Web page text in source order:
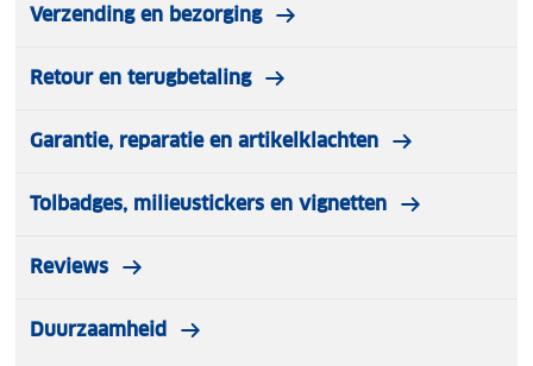
Verzending en bezorging
Retour en terugbetaling
Garantie, reparatie en artikelklachten
Tolbadges, milieustickers en vignetten
Reviews
Duurzaamheid